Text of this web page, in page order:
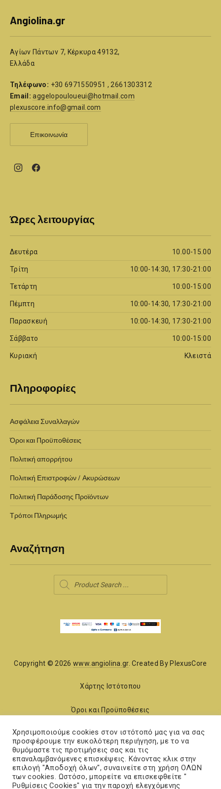
Angiolina.gr
Αγίων Πάντων 7, Κέρκυρα 49132,
Ελλάδα
Τηλέφωνο: +30 6971550951 , 2661303312
Email: aggelopouloueui@hotmail.com
plexuscore.info@gmail.com
Επικοινωνία
New
New
Ώρες λειτουργίας
Δευτέρα 10.00-15.00
Τρίτη 10:00-14:30, 17:30-21:00
Τετάρτη 10:00-15:00
Πέμπτη 10:00-14:30, 17:30-21:00
Παρασκευή 10:00-14:30, 17:30-21:00
Σάββατο 10:00-15:00
Κυριακή Κλειστά
Πληροφορίες
Ασφάλεια Συναλλαγών
Όροι και Προϋποθέσεις
Πολιτική απορρήτου
Πολιτική Επιστροφών / Ακυρώσεων
Πολιτική Παράδοσης Προϊόντων
Τρόποι Πληρωμής
Αναζήτηση
Products
search
Copyright © 2026www.angiolina.gr. Created By PlexusCore
Χάρτης Ιστότοπου
Όροι και Προϋποθέσεις
New
Window
New
Window
back
Χρησιμοποιούμε cookies στον ιστότοπό μας για να σας
προσφέρουμε την ευκολότερη περιήγηση, με το να
θυμόμαστε τις προτιμήσεις σας και τις
επαναλαμβανόμενες επισκέψεις. Κάνοντας κλικ στην
επιλογή "Αποδοχή όλων", συναινείτε στη χρήση ΟΛΩΝ
των cookies. Ωστόσο, μπορείτε να επισκεφθείτε "
Ρυθμίσεις Cookies" για την παροχή ελεγχόμενης